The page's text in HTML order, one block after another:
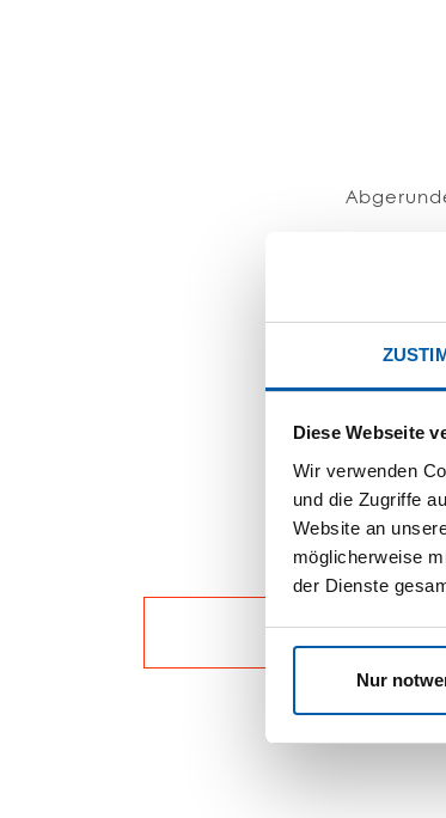
Diese Webseite
Wir verwenden
und die Zugriffe
Website an
möglicherweise
der Dienste
Nur
MEHR